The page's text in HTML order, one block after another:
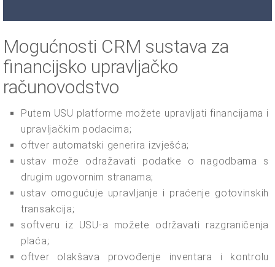
Mogućnosti CRM sustava za
financijsko upravljačko
računovodstvo
Putem USU platforme možete upravljati financijama i
upravljačkim podacima;
oftver automatski generira izvješća;
ustav može odražavati podatke o nagodbama s
drugim ugovornim stranama;
ustav omogućuje upravljanje i praćenje gotovinskih
transakcija;
softveru iz USU-a možete održavati razgraničenja
plaća;
oftver olakšava provođenje inventara i kontrolu